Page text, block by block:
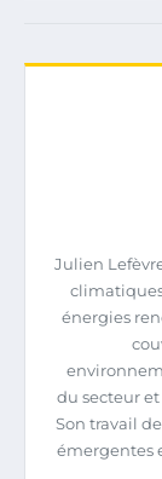
Julien
énergies
du secteur
Son travail
émergentes